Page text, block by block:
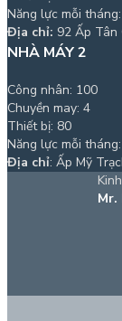
Năng lực mỗi
Địa chỉ: 92 Ấp Tân
NHÀ MÁY 2
Công nhân: 100
Chuyền may: 4
Thiết bị: 80
Năng lực mỗi
Địa chỉ: Ấp Mỹ
Mr.